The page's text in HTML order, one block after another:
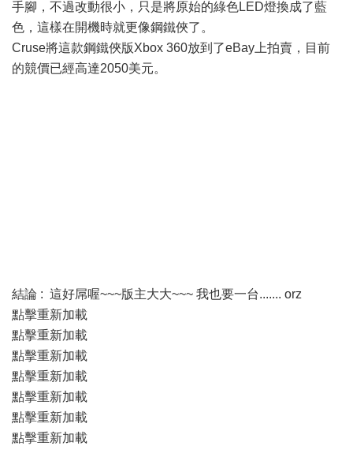
手腳，不過改動很小，只是將原始的綠色LED燈換成了藍
色，這樣在開機時就更像鋼鐵俠了。
Cruse將這款鋼鐵俠版Xbox 360放到了eBay上拍賣，目前
的競價已經高達2050美元。
結論 : 這好屌喔~~~版主大大~~~ 我也要一台....... orz
點擊重新加載
點擊重新加載
點擊重新加載
點擊重新加載
點擊重新加載
點擊重新加載
點擊重新加載